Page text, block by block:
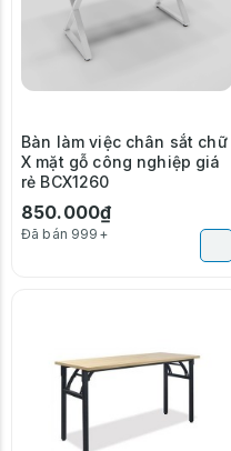
Bàn làm việc chân sắt chữ
X mặt gỗ công nghiệp giá
rẻ BCX1260
850.000₫
Đã bán 999+